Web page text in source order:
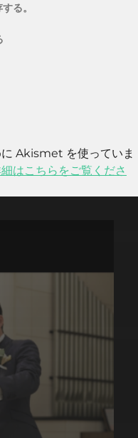
る。
Akismet を使っていま
はこちらをご覧くださ